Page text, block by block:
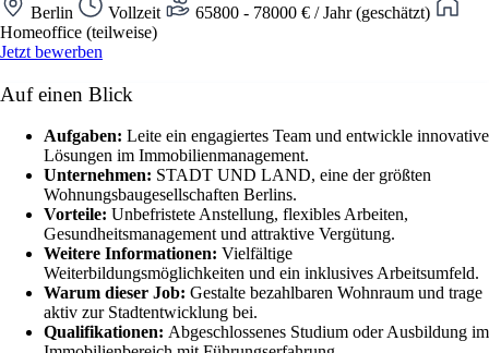
Berlin Vollzeit
65800 - 78000 € / Jahr (geschätzt)
Homeoffice (teilweise)
Jetzt bewerben
Auf einen Blick
Aufgaben: Leite ein engagiertes Team und entwickle innovative
Lösungen im Immobilienmanagement.
Unternehmen: STADT UND LAND, eine der größten
Wohnungsbaugesellschaften Berlins.
Vorteile: Unbefristete Anstellung, flexibles Arbeiten,
Gesundheitsmanagement und attraktive Vergütung.
Weitere Informationen: Vielfältige
Weiterbildungsmöglichkeiten und ein inklusives Arbeitsumfeld.
Warum dieser Job: Gestalte bezahlbaren Wohnraum und trage
aktiv zur Stadtentwicklung bei.
Qualifikationen: Abgeschlossenes Studium oder Ausbildung im